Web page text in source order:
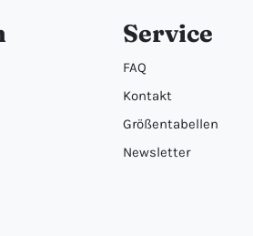
Service
FAQ
Kontakt
Größentabellen
Newsletter